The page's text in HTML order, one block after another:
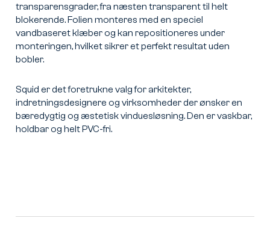
transparensgrader, fra næsten transparent til helt
blokerende. Folien monteres med en speciel
vandbaseret klæber og kan repositioneres under
monteringen, hvilket sikrer et perfekt resultat uden
bobler.
Squid er det foretrukne valg for arkitekter,
indretningsdesignere og virksomheder der ønsker en
bæredygtig og æstetisk vinduesløsning. Den er vaskbar,
holdbar og helt PVC-fri.